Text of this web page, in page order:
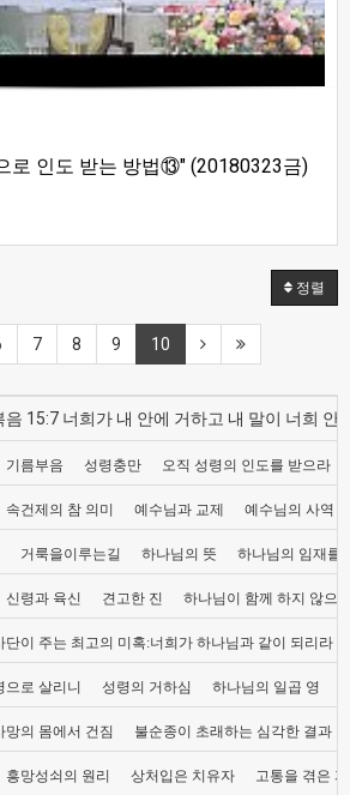
로 인도 받는 방법⑬" (20180323금)
정렬
7 8 9 10
음 15:7 너희가 내 안에 거하고 내 말이 너희
기름부음 성령충만 오직 성령의 인도를 받으라
속건제의 참 의미 예수님과 교제 예수님의 사역
거룩을이루는길 하나님의 뜻 하나님의 임재를
신령과 육신 견고한 진 하나님이 함께 하지 않으
단이 주는 최고의 미혹:너희가 하나님과 같이 되리라
으로 살리니 성령의 거하심 하나님의 일곱 영
망의 몸에서 건짐 불순종이 초래하는 심각한 결과
흥망성쇠의 원리 상처입은 치유자 고통을 겪은